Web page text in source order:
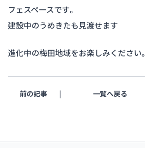
フェスペースです。
建設中のうめきたも見渡せます
進化中の梅田地域をお楽しみください。
前の記事 一覧へ戻る